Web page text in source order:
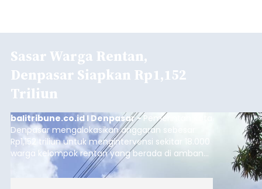
Sasar Warga Rentan,
Denpasar Siapkan Rp1,152
Triliun
balitribune.co.id I Denpasar -Pemerintah Kota
Denpasar mengalokasikan anggaran sebesar
Rp1,152 triliun untuk mengintervensi sekitar 18.000
warga kelompok rentan yang berada di ambang
garis kemiskinan. Langkah strategis ini diambil
guna menjaga masyarakat yang berada pada